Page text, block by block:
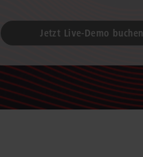
Jetzt Live-Demo buchen